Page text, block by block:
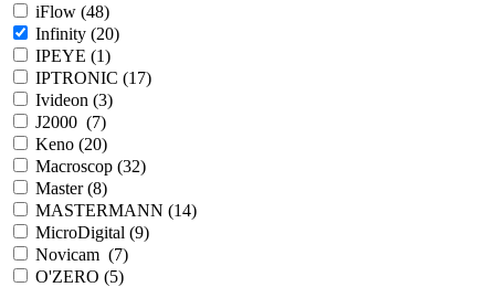
iFlow (48)
Infinity (20)
IPEYE (1)
IPTRONIC (17)
Ivideon (3)
J2000 (7)
Keno (20)
Macroscop (32)
Master (8)
MASTERMANN (14)
MicroDigital (9)
Novicam (7)
O'ZERO (5)